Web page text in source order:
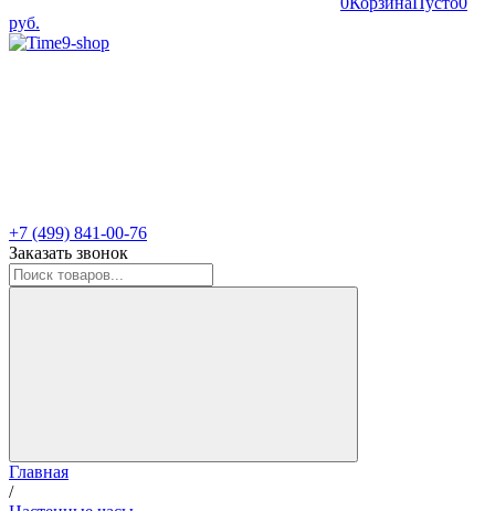
руб.
+7 (499) 841-00-76
Заказать звонок
Главная
/